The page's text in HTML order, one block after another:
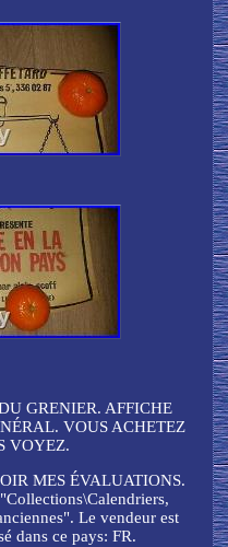
GRENIER. AFFICHE
VOUS ACHETEZ
VOYEZ.
MES ÉVALUATIONS.
Le vendeur est
dans ce pays: FR.